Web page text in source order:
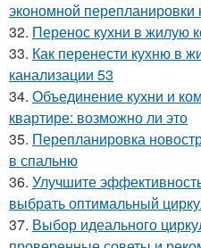
экономной перепланировки
32. Перенос кухни в жилую
33. Как перенести кухню в
канализации 53
34. Объединение кухни и
квартире: возможно ли это
35. Перепланировка
в спальню
36. Улучшите
выбрать оптимальный
37. Выбор идеального